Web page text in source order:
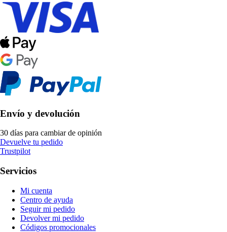
Envío y devolución
30 días para cambiar de opinión
Devuelve tu pedido
Trustpilot
Servicios
Mi cuenta
Centro de ayuda
Seguir mi pedido
Devolver mi pedido
Códigos promocionales